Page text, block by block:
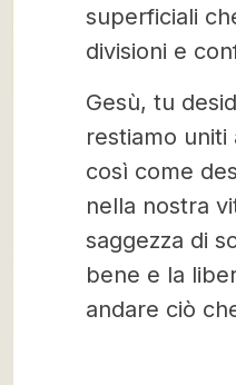
superficiali
divisioni e
Gesù, tu
restiamo uniti
così come
nella nostra
saggezza di
bene e la
andare ciò